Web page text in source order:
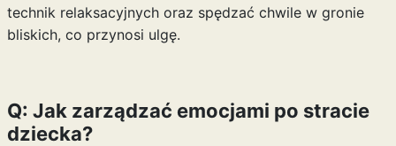
technik relaksacyjnych oraz spędzać chwile w gronie
bliskich, co przynosi ulgę.
Q: Jak zarządzać emocjami po stracie
dziecka?